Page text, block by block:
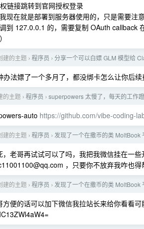
链接跳转到官网授权登录
现在就是部署到服务器使用的，只是需要注
到 127.0.0.1 的，需要复制 OAuth callback
建的主题 › 程序员 › 分享一个可以白嫖 GLM 模型给
办法嫖了一个多月了，都没绑卡怎么让你后续
的主题 › 程序员 › superpowers 太慢了，每天的工作
auto https://github.com/vibe-coding-
建的主题 › 程序员 › 发现了一个在撒币的类 MoltBook
，老哥再试试可以了吗，我把我微信挂在一
，只要你不放弃我咋也
建的主题 › 程序员 › 发现了一个在撒币的类 MoltBook
便的话可以加下微信我拉站长来给你看看可